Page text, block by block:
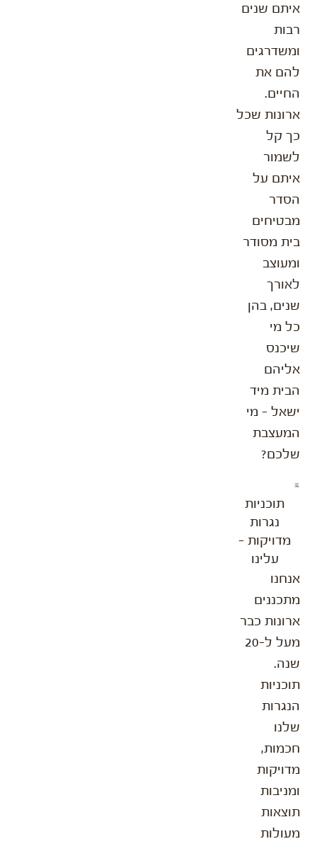
איתם שנים
רבות
ומשדרגים
להם את
החיים.
ארונות שכל
כך קל
לשמור
איתם על
הסדר
מבטיחים
בית מסודר
ומעוצב
לאורך
שנים, בהן
כל מי
שיכנס
אליהם
הבית מיד
ישאל – מי
המעצבת
שלכם?
תוכניות
נגרות
מדויקות -
עלינו
אנחנו
מתכננים
ארונות כבר
מעל ל-20
שנה.
תוכניות
הנגרות
שלנו
חכמות,
מדויקות
ומניבות
תוצאות
מעולות